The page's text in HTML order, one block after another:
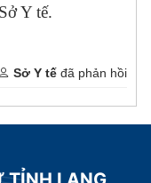
Y tế.
Sở Y tế đã phản hồi